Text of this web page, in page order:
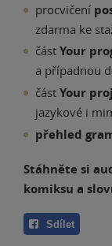
procvičení
zdarma ke
část Your
a případnou
část Your
jazykové i
přehled
Stáhněte si
komiksu a
Sdílet